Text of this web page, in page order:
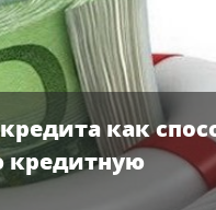
как
кредитную